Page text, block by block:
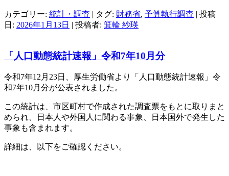
カテゴリー: 統計・調査 | タグ: 財務省, 予算執行調査 | 投稿
日: 2026年1月13日 | 投稿者: 箕輪 紗瑛
「人口動態統計速報」令和7年10月分
令和7年12月23日、厚生労働省より「人口動態統計速報」令
和7年10月分が公表されました。
この統計は、市区町村で作成された調査票をもとに取りまと
められ、日本人や外国人に関わる事象、日本国外で発生した
事象も含まれます。
詳細は、以下をご確認ください。